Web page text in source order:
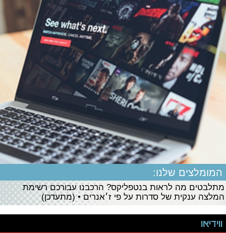
המומלצים שלנו:
מתלבטים מה לראות בנטפליקס? הרכבנו עבורכם רשימת
המלצה ענקית של סדרות על פי ז׳אנרים • (מתעדכן)
ווידיאו